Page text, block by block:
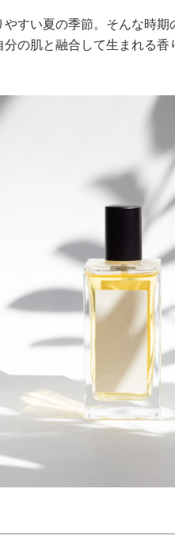
すい夏の季節。そんな時
の肌と融合して生まれる香